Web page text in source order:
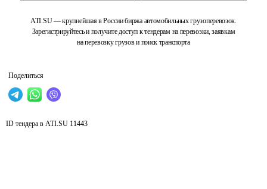
ATI.SU — крупнейшая в России биржа автомобильных грузоперевозок.
Зарегистрируйтесь и получите доступ к тендерам на перевозки, заявкам
на перевозку грузов и поиск транспорта
Поделиться
ID тендера в ATI.SU 11443